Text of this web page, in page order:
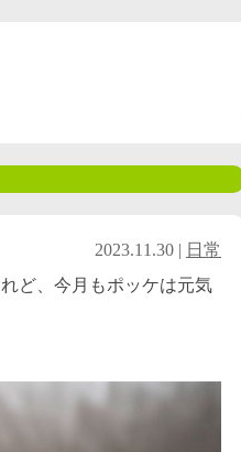
2023.11.30 | 日常
ど、今月もポッケは元気